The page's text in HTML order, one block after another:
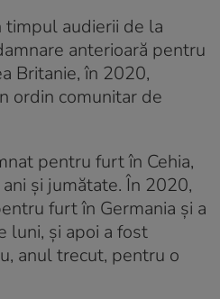
timpul audierii de la
anterioară pentru
Britanie, în 2020,
ordin comunitar de
pentru furt în Cehia,
și jumătate. În 2020,
furt în Germania și a
luni, și apoi a fost
anul trecut, pentru o